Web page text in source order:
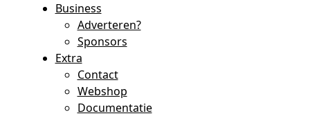
Business
Adverteren?
Sponsors
Extra
Contact
Webshop
Documentatie